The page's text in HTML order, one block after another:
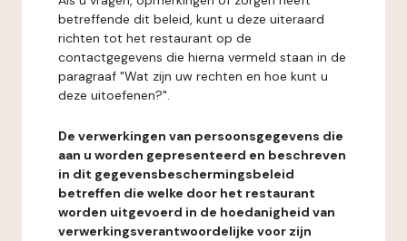
betreffende dit beleid, kunt u deze uiteraard
richten tot het restaurant op de
contactgegevens die hierna vermeld staan in de
paragraaf "Wat zijn uw rechten en hoe kunt u
deze uitoefenen?".
De verwerkingen van persoonsgegevens die
aan u worden gepresenteerd en beschreven
in dit gegevensbeschermingsbeleid
betreffen die welke door het restaurant
worden uitgevoerd in de hoedanigheid van
verwerkingsverantwoordelijke voor zijn